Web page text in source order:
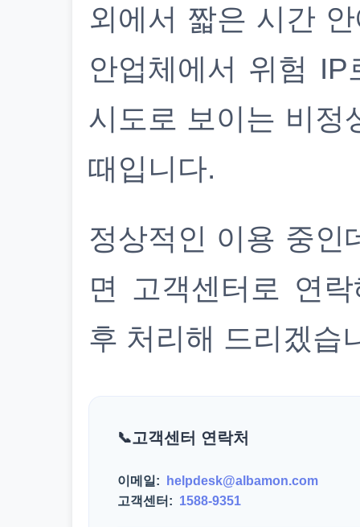
외에서 짧은 시간
안업체에서 위험
시도로 보이는 비정
때입니다.
정상적인 이용 중인
면 고객센터로 연
후 처리해 드리겠습
고객센터 연락처
이메일:
helpdesk@albamon.com
고객센터: 1588-9351